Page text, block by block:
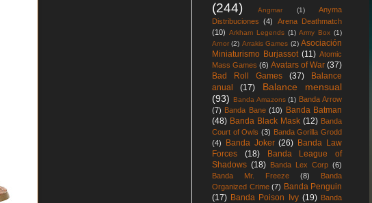
(244)
Angmar (1)
Anyma
Distribuciones
(4)
Arena Deathmatch
(10) Arkham Legends (1) Army Box (1)
Arnor (2) Arrakis Games (2) Asociación
Miniaturismo Burjassot (11) Atomic
Mass Games (6) Avatars of War (37)
Bad Roll Games
(37)
Balance
anual
(17)
Balance mensual
(93)
Banda Amazons (1) Banda Arrow
(7) Banda Bane (10)
Banda Batman
(48) Banda Black Mask (12) Banda
Court of Owls (3) Banda Gorilla Grodd
(4)
Banda Joker (26) Banda Law
Forces
(18)
Banda League of
Shadows (18) Banda Lex Corp (6)
Banda Mr. Freeze
(8)
Banda
Organized Crime (7) Banda Penguin
(17) Banda Poison Ivy (19) Banda